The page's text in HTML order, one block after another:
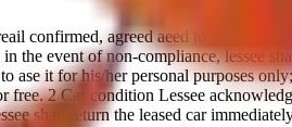
confirmed, agreed aeed to, and
event of non-compliance, lessee
ase it for his/her personal purposes
2 Car condition Lessee
shail return the leased car